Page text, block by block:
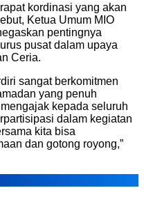
kordinasi yang akan
Ketua Umum MIO
pentingnya
pusat dalam upaya
Ceria.
sangat berkomitmen
yang penuh
kepada seluruh
dalam kegiatan
kita bisa
dan gotong royong,”